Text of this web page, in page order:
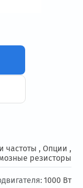
частоты , Опции ,
резисторы
1000 Вт